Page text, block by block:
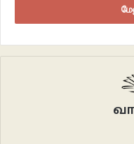
மீறனதில்ல. எப்பவும்
அப்பவே அவ்வளவு அழகி.
இருந்திச்சி. என் ஈடு
ஆனா ஒரு வார்த்தை